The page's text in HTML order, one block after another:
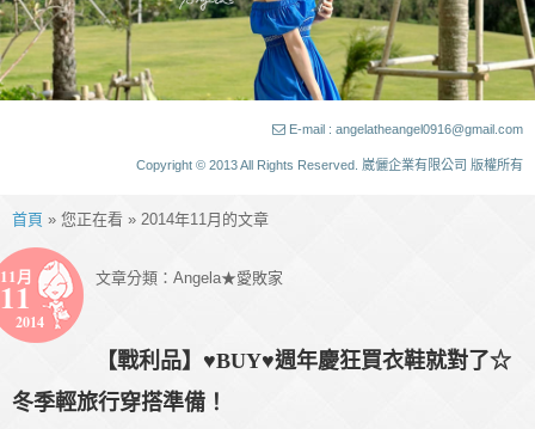
E-mail : angelatheangel0916@gmail.com
Copyright © 2013 All Rights Reserved. 崴儷企業有限公司 版權所有
首頁 » 您正在看 » 2014年11月的文章
11月
11
2014
文章分類： Angela★愛敗家
【戰利品】♥BUY♥週年慶狂買衣鞋就對了☆
冬季輕旅行穿搭準備！